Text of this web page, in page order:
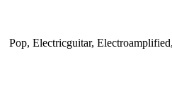
Pop, Electricguitar,